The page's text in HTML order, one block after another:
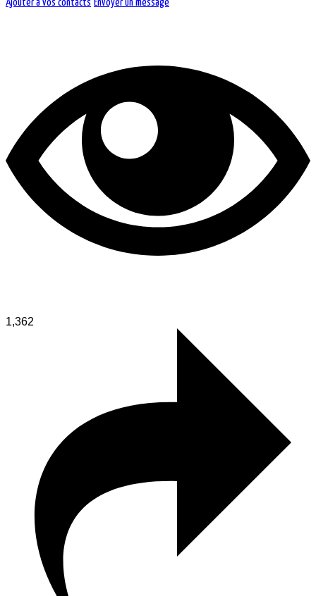
Ajouter à vos contacts Envoyer un message
1,362